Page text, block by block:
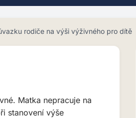
rodiče na výši výživného pro dítě
Matka nepracuje na
stanovení výše